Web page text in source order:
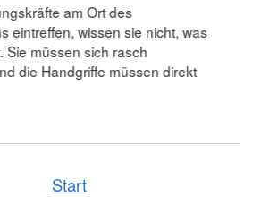
am Ort des
eintreffen, wissen sie nicht, was
Sie müssen sich rasch
die Handgriffe müssen direkt
Start